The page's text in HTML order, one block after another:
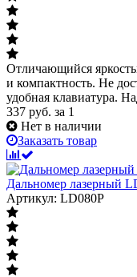
Отличающийся
и компактность. Не
удобная клавиатура.
337 руб. за 1
Нет в наличии
Заказать товар
Дальномер лазерный
Артикул: LD080P